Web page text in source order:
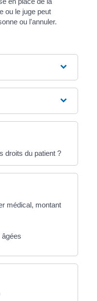
ou le juge peut
ou l'annuler.
droits du patient ?
médical, montant